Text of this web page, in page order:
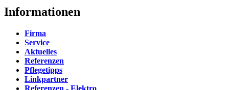
Informationen
Firma
Service
Aktuelles
Referenzen
Pflegetipps
Linkpartner